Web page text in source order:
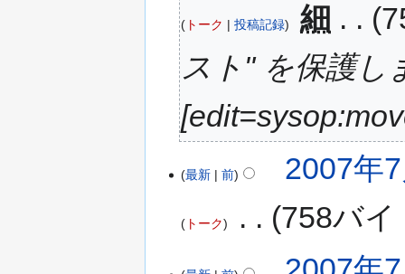
トーク 投稿記録 ‎細
スト" を保護し
最新 前 2007年
トーク 758バイ